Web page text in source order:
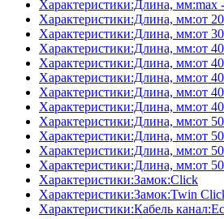
Характеристики:Длина, мм:max
Характеристики:Длина, мм:от
Характеристики:Длина, мм:от
Характеристики:Длина, мм:от
Характеристики:Длина, мм:от
Характеристики:Длина, мм:от
Характеристики:Длина, мм:от
Характеристики:Длина, мм:от
Характеристики:Длина, мм:от
Характеристики:Длина, мм:от
Характеристики:Длина, мм:от
Характеристики:Длина, мм:от
Характеристики:Замок:Click
Характеристики:Замок:Twin
Характеристики:Кабель